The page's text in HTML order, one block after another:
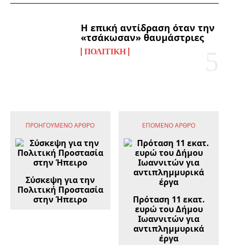
Η επική αντίδραση όταν την
«τσάκωσαν» θαυμάστριες
ΠΟΛΙΤΙΚΉ
ΠΡΟΗΓΟΎΜΕΝΟ ΆΡΘΡΟ
Σύσκεψη για την
Πολιτική Προστασία
στην Ήπειρο
ΕΠΌΜΕΝΟ ΆΡΘΡΟ
Πρόταση 11 εκατ.
ευρώ του Δήμου
Ιωαννιτών για
αντιπλημμυρικά
έργα